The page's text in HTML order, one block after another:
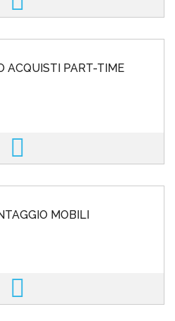
ACQUISTI PART-TIME
MOBILI